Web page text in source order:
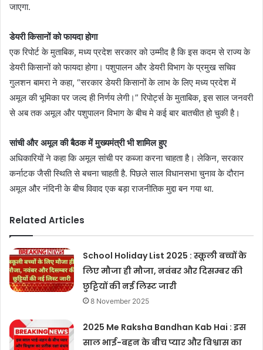
जाएगा.
डेयरी किसानों को फायदा होगा
एक रिपोर्ट के मुताबिक, मध्य प्रदेश सरकार को उम्मीद है कि इस कदम से राज्य के
डेयरी किसानों को फायदा होगा। पशुपालन और डेयरी विभाग के प्रमुख सचिव
गुलशन बामरा ने कहा, “सरकार डेयरी किसानों के लाभ के लिए मध्य प्रदेश में
अमूल की भूमिका पर जल्द ही निर्णय लेगी।” रिपोर्ट्स के मुताबिक, इस साल जनवरी
से अब तक अमूल और पशुपालन विभाग के बीच मे कई बार बातचीत हो चुकी है।
सांची और अमूल की बैठक में मुख्यमंत्री भी शामिल हुए
अधिकारियों ने कहा कि अमूल सांची पर कब्जा करना चाहता है। लेकिन, सरकार
कर्नाटक जैसी स्थिति से बचना चाहती है. पिछले साल विधानसभा चुनाव के दौरान
अमूल और नंदिनी के बीच विवाद एक बड़ा राजनीतिक मुद्दा बन गया था.
Related Articles
School Holiday List 2025 : स्कूली बच्चों के
लिए मौजा ही मौजा, नवंबर और दिसम्बर की
छुट्टियों की नई लिस्ट जारी
8 November 2025
2025 Me Raksha Bandhan Kab Hai : इस
साल भाई-बहन के बीच प्यार और विश्वास का